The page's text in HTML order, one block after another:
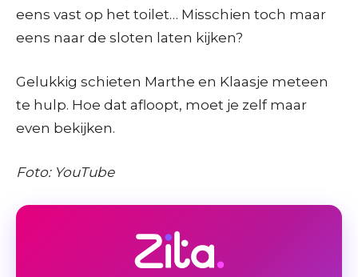
eens vast op het toilet… Misschien toch maar
eens naar de sloten laten kijken?
Gelukkig schieten Marthe en Klaasje meteen
te hulp. Hoe dat afloopt, moet je zelf maar
even bekijken.
Foto: YouTube